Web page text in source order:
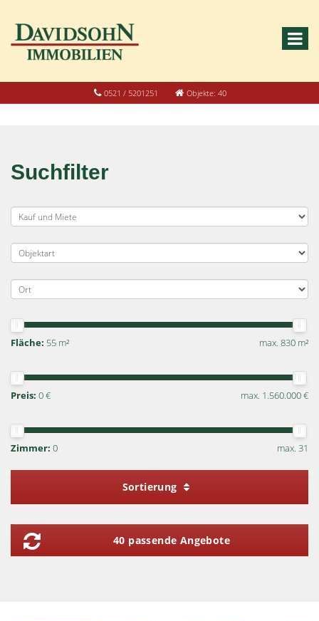
0521 / 5201251 Objekte: 40
Suchfilter
Fläche: 55 m² max. 830 m²
Preis: 0 € max. 1.560.000 €
Zimmer: 0 max. 31
Sortierung
40 passende Angebote